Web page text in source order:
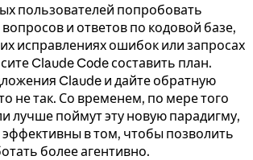
пользователей попробовать
и ответов по кодовой базе,
исправлениях ошибок или запросах
Claude Code составить план.
Claude и дайте обратную
не так. Со временем, по мере того
лучше поймут эту новую парадигму,
эффективны в том, чтобы позволить
более агентивно.